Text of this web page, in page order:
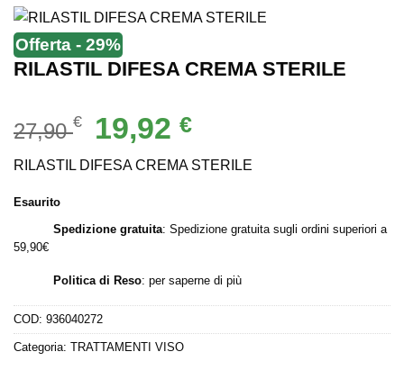
Offerta - 29%
RILASTIL DIFESA CREMA STERILE
27,90€
Il
prezzo
originale
19,92€Il
attuale
RILASTIL DIFESA CREMA STERILE
Esaurito
Spedizione gratuita: Spedizione gratuita sugli ordini superiori a
59,90€
Politica di Reso: per saperne di più
COD: 936040272
Categoria: TRATTAMENTI VISO